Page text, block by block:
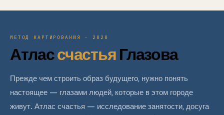
МЕТОД КАРТИРОВАНИЯ · 2020
Атлассчастья Глазова
Прежде чем строить образ будущего, нужно понять
настоящее — глазами людей, которые в этом городе
живут. Атлас счастья — исследование занятости, досуга